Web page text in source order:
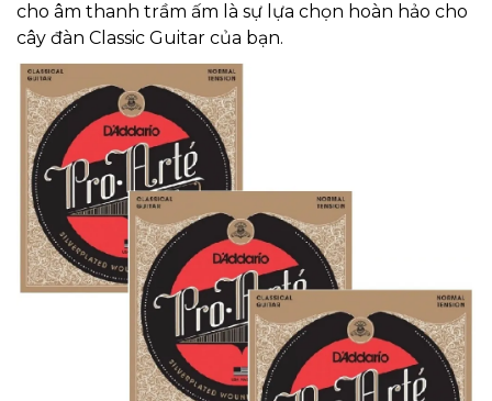
cho âm thanh trầm ấm là sự lựa chọn hoàn hảo cho
cây đàn Classic Guitar của bạn.